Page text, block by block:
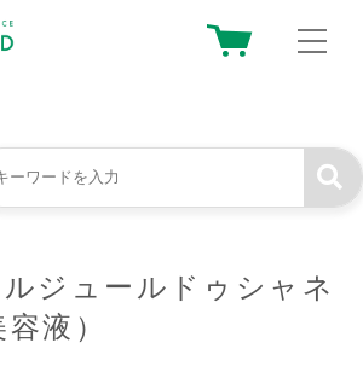
ジュールドゥシャネ
液）